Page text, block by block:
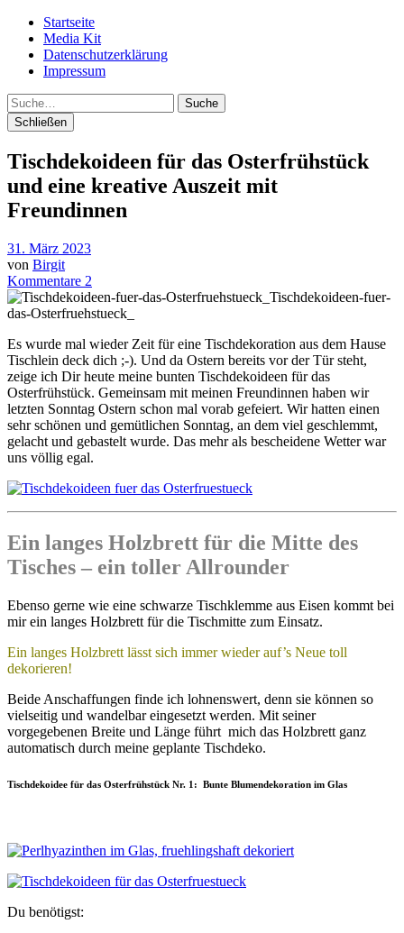
Startseite
Media Kit
Datenschutzerklärung
Impressum
Suche
Schließen
Tischdekoideen für das Osterfrühstück
und eine kreative Auszeit mit
Freundinnen
31. März 2023
von Birgit
Kommentare 2
Tischdekoideen-fuer-
das-Osterfruehstueck_
Es wurde mal wieder Zeit für eine Tischdekoration aus dem Hause
Tischlein deck dich ;-). Und da Ostern bereits vor der Tür steht,
zeige ich Dir heute meine bunten Tischdekoideen für das
Osterfrühstück. Gemeinsam mit meinen Freundinnen haben wir
letzten Sonntag Ostern schon mal vorab gefeiert. Wir hatten einen
sehr schönen und gemütlichen Sonntag, an dem viel geschlemmt,
gelacht und gebastelt wurde. Das mehr als bescheidene Wetter war
uns völlig egal.
Ein langes Holzbrett für die Mitte des
Tisches – ein toller Allrounder
Ebenso gerne wie eine schwarze Tischklemme aus Eisen kommt bei
mir ein langes Holzbrett für die Tischmitte zum Einsatz.
Ein langes Holzbrett lässt sich immer wieder auf’s Neue toll
dekorieren!
Beide Anschaffungen finde ich lohnenswert, denn sie können so
vielseitig und wandelbar eingesetzt werden. Mit seiner
vorgegebenen Breite und Länge führt mich das Holzbrett ganz
automatisch durch meine geplante Tischdeko.
Tischdekoidee für das Osterfrühstück Nr. 1: Bunte Blumendekoration im Glas
Du benötigst: